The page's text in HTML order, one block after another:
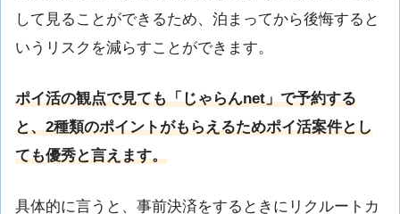
して見ることができるため、泊まってから後悔すると
いうリスクを減らすことができます。
ポイ活の観点で見ても「じゃらんnet」で予約する
と、2種類のポイントがもらえるためポイ活案件とし
ても優秀と言えます。
具体的に言うと、事前決済をするときにリクルートカ